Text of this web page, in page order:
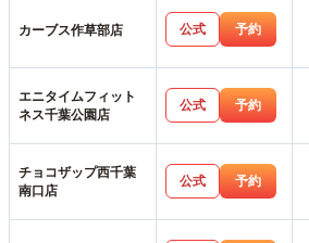
カーブス作草部店 公式 予約
エニタイムフィット
ネス千葉公園店
公式 予約
チョコザップ西千葉
南口店
公式 予約